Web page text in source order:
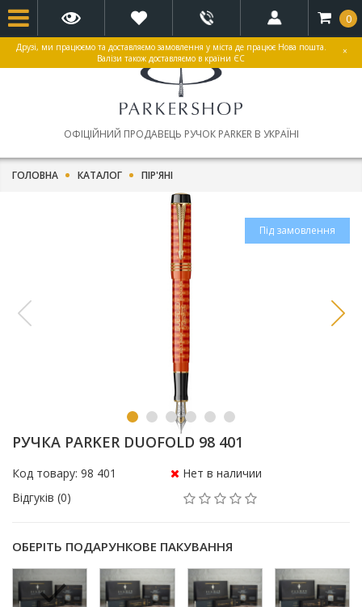
Друзі, ми працюємо та доставляємо замовлення у міста де працює Нова пошта.
Валізи також доставляємо в країни ЄС
×
ОФІЦІЙНИЙ ПРОДАВЕЦЬ РУЧОК PARKER В УКРАЇНІ
0
ГОЛОВНА КАТАЛОГ ПІР'ЯНІ
Під замовлення
РУЧКА PARKER DUOFOLD 98 401
Код товару: 98 401
Нет в наличии
Відгуків (0)
ОБЕРІТЬ ПОДАРУНКОВЕ ПАКУВАННЯ